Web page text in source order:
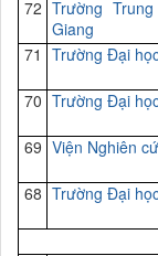
72 Trường
Giang
71 Trường Đại
70 Trường Đại
69 Viện Nghiên
68 Trường Đại